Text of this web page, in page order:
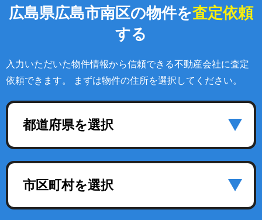
広島県広島市南区の物件を査定依頼
する
入力いただいた物件情報から信頼できる不動産会社に査定
依頼できます。 まずは物件の住所を選択してください。
都道府県を選択
市区町村を選択